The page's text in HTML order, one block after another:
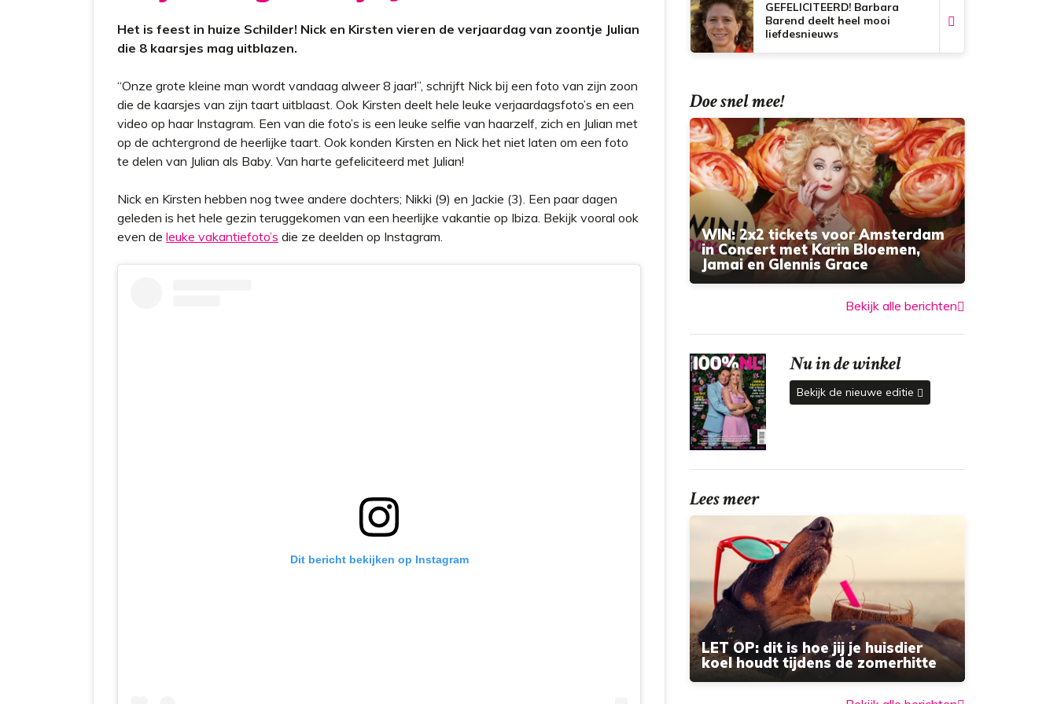
Het is feest in huize Schilder! Nick en Kirsten vieren de verjaardag van zoontje Julian
die 8 kaarsjes mag uitblazen.
“Onze grote kleine man wordt vandaag alweer 8 jaar!”, schrijft Nick bij een foto van zijn zoon
die de kaarsjes van zijn taart uitblaast. Ook Kirsten deelt hele leuke verjaardagsfoto’s en een
video op haar Instagram. Een van die foto’s is een leuke selfie van haarzelf, zich en Julian met
op de achtergrond de heerlijke taart. Ook konden Kirsten en Nick het niet laten om een foto
te delen van Julian als Baby. Van harte gefeliciteerd met Julian!
Nick en Kirsten hebben nog twee andere dochters; Nikki (9) en Jackie (3). Een paar dagen
geleden is het hele gezin teruggekomen van een heerlijke vakantie op Ibiza. Bekijk vooral ook
even de leuke vakantiefoto’s die ze deelden op Instagram.
Dit bericht bekijken op Instagram
GEFELICITEERD! Barbara
Barend deelt heel mooi
liefdesnieuws
Doe snel mee!
WIN: 2x2 tickets voor Amsterdam
in Concert met Karin Bloemen,
Jamai en Glennis Grace
Bekijk alle berichten
Nu in de winkel
Bekijk de nieuwe editie
Lees meer
LET OP: dit is hoe jij je huisdier
koel houdt tijdens de zomerhitte